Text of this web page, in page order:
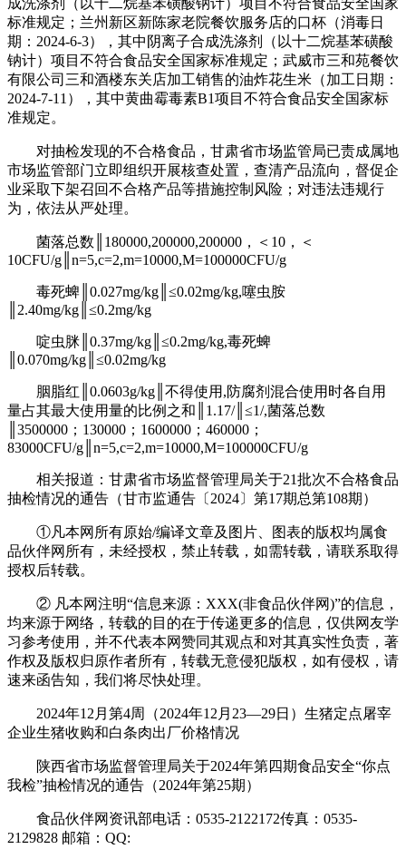
标准规定；兰州新区新陈家老院餐饮服务店的口杯（消毒日
期：2024-6-3），其中阴离子合成洗涤剂（以十二烷基苯磺酸
钠计）项目不符合食品安全国家标准规定；武威市三和苑餐饮
有限公司三和酒楼东关店加工销售的油炸花生米（加工日期：
2024-7-11），其中黄曲霉毒素B1项目不符合食品安全国家标
准规定。
对抽检发现的不合格食品，甘肃省市场监管局已责成属地
市场监管部门立即组织开展核查处置，查清产品流向，督促企
业采取下架召回不合格产品等措施控制风险；对违法违规行
为，依法从严处理。
菌落总数║180000,200000,200000，＜10，＜
10CFU/g║n=5,c=2,m=10000,M=100000CFU/g
毒死蜱║0.027mg/kg║≤0.02mg/kg,噻虫胺
║2.40mg/kg║≤0.2mg/kg
啶虫脒║0.37mg/kg║≤0.2mg/kg,毒死蜱
║0.070mg/kg║≤0.02mg/kg
胭脂红║0.0603g/kg║不得使用,防腐剂混合使用时各自用
量占其最大使用量的比例之和║1.17/║≤1/,菌落总数
║3500000；130000；1600000；460000；
83000CFU/g║n=5,c=2,m=10000,M=100000CFU/g
相关报道：甘肃省市场监督管理局关于21批次不合格食品
抽检情况的通告（甘市监通告〔2024〕第17期总第108期）
①凡本网所有原始/编译文章及图片、图表的版权均属食
品伙伴网所有，未经授权，禁止转载，如需转载，请联系取得
授权后转载。
② 凡本网注明“信息来源：XXX(非食品伙伴网)”的信息，
均来源于网络，转载的目的在于传递更多的信息，仅供网友学
习参考使用，并不代表本网赞同其观点和对其真实性负责，著
作权及版权归原作者所有，转载无意侵犯版权，如有侵权，请
速来函告知，我们将尽快处理。
2024年12月第4周（2024年12月23—29日）生猪定点屠宰
企业生猪收购和白条肉出厂价格情况
陕西省市场监督管理局关于2024年第四期食品安全“你点
我检”抽检情况的通告（2024年第25期）
食品伙伴网资讯部电话：0535-2122172传真：0535-
2129828 邮箱：QQ: